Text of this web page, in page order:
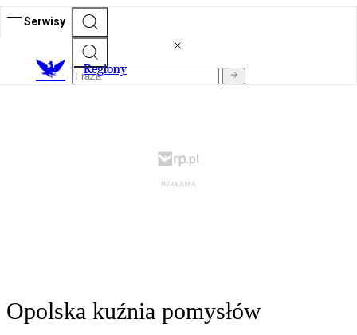
Serwisy
Regiony
Opolska kuźnia pomysłów